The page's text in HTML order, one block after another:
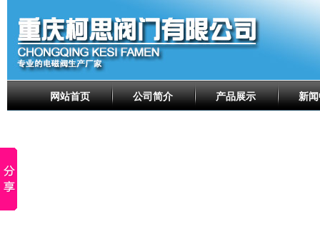
网站首页 公司简介 产品展示 新